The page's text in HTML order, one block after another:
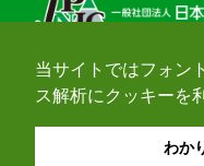
当サイトではフォン
ス解析にクッキーを
わか
Copyright© 1996-2026